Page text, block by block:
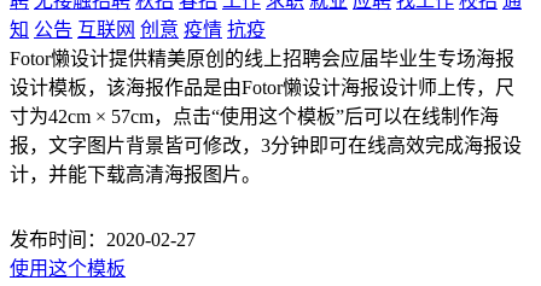
知 公告 互联网 创意 疫情 抗疫
Fotor懒设计提供精美原创的线上招聘会应届毕业生专场海报
设计模板，该海报作品是由Fotor懒设计海报设计师上传，尺
寸为42cm × 57cm，点击“使用这个模板”后可以在线制作海
报，文字图片背景皆可修改，3分钟即可在线高效完成海报设
计，并能下载高清海报图片。
发布时间：2020-02-27
使用这个模板